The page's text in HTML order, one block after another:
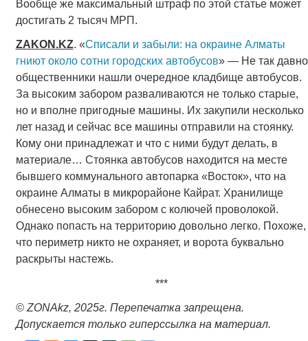
Вообще же максимальный штраф по этой статье может
достигать 2 тысяч МРП.
ZAKON .KZ. «Списали и забыли: на окраине Алматы
гниют около сотни городских автобусов» — Не так давно
общественники нашли очередное кладбище автобусов.
За высоким забором разваливаются не только старые,
но и вполне пригодные машины. Их закупили несколько
лет назад и сейчас все машины отправили на стоянку.
Кому они принадлежат и что с ними будут делать, в
материале… Стоянка автобусов находится на месте
бывшего коммунального автопарка «Восток», что на
окраине Алматы в микрорайоне Кайрат. Хранилище
обнесено высоким забором с колючей проволокой.
Однако попасть на территорию довольно легко. Похоже,
что периметр никто не охраняет, и ворота буквально
раскрыты настежь.
***
© ZONAkz, 2025г. Перепечатка запрещена.
Допускается только гиперссылка на материал.